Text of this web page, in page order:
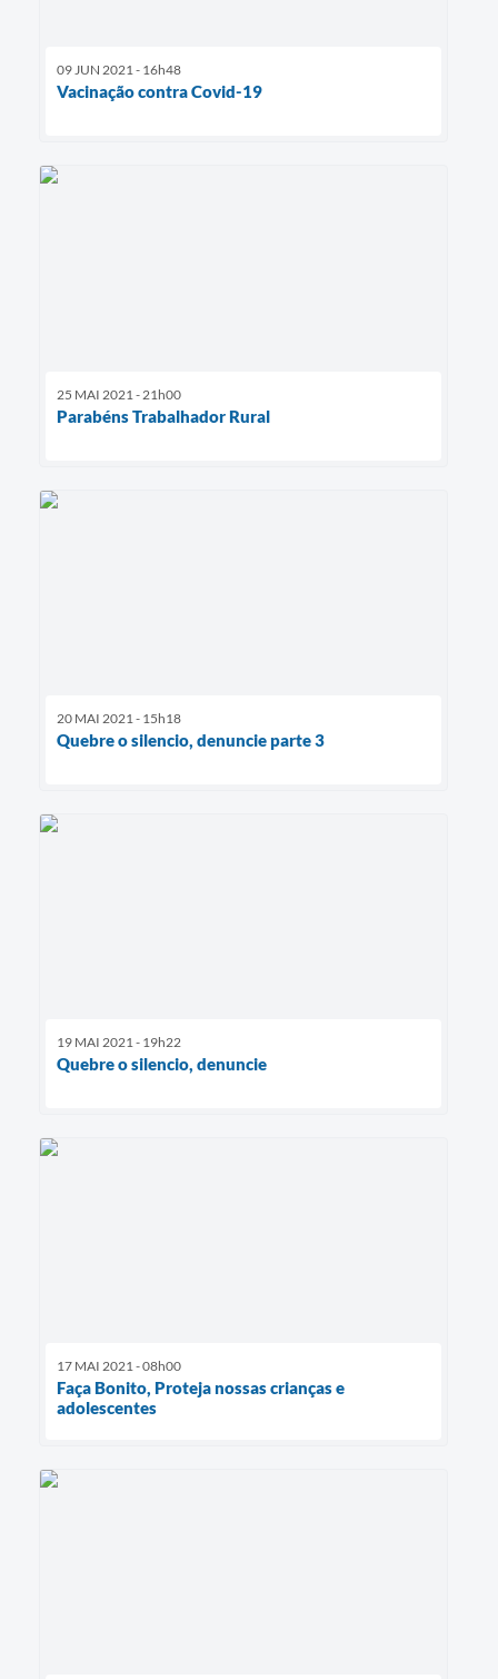
09 JUN 2021 - 16h48
Vacinação contra Covid-19
25 MAI 2021 - 21h00
Parabéns Trabalhador Rural
20 MAI 2021 - 15h18
Quebre o silencio, denuncie parte 3
19 MAI 2021 - 19h22
Quebre o silencio, denuncie
17 MAI 2021 - 08h00
Faça Bonito, Proteja nossas crianças e
adolescentes